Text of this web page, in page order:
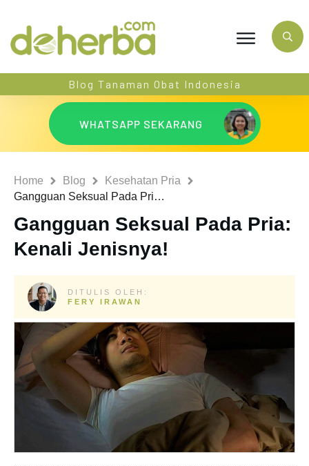
Blog Tanaman Obat Indonesia
WHATSAPP SEKARANG
Home Blog
Kesehatan Pria
Gangguan Seksual Pada Pria: Kenali Jenisnya!
Gangguan Seksual Pada Pria:
Kenali Jenisnya!
DITULIS OLEH:
FERY IRAWAN